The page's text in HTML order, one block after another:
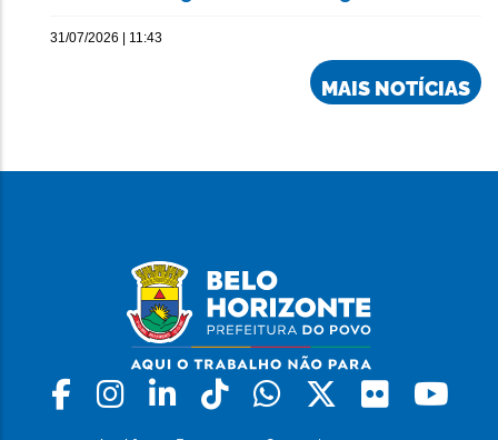
31/07/2026 | 11:43
MAIS NOTÍCIAS
Facebook
Instagram
LinkedinTiktokWhatsapp
X Flickr